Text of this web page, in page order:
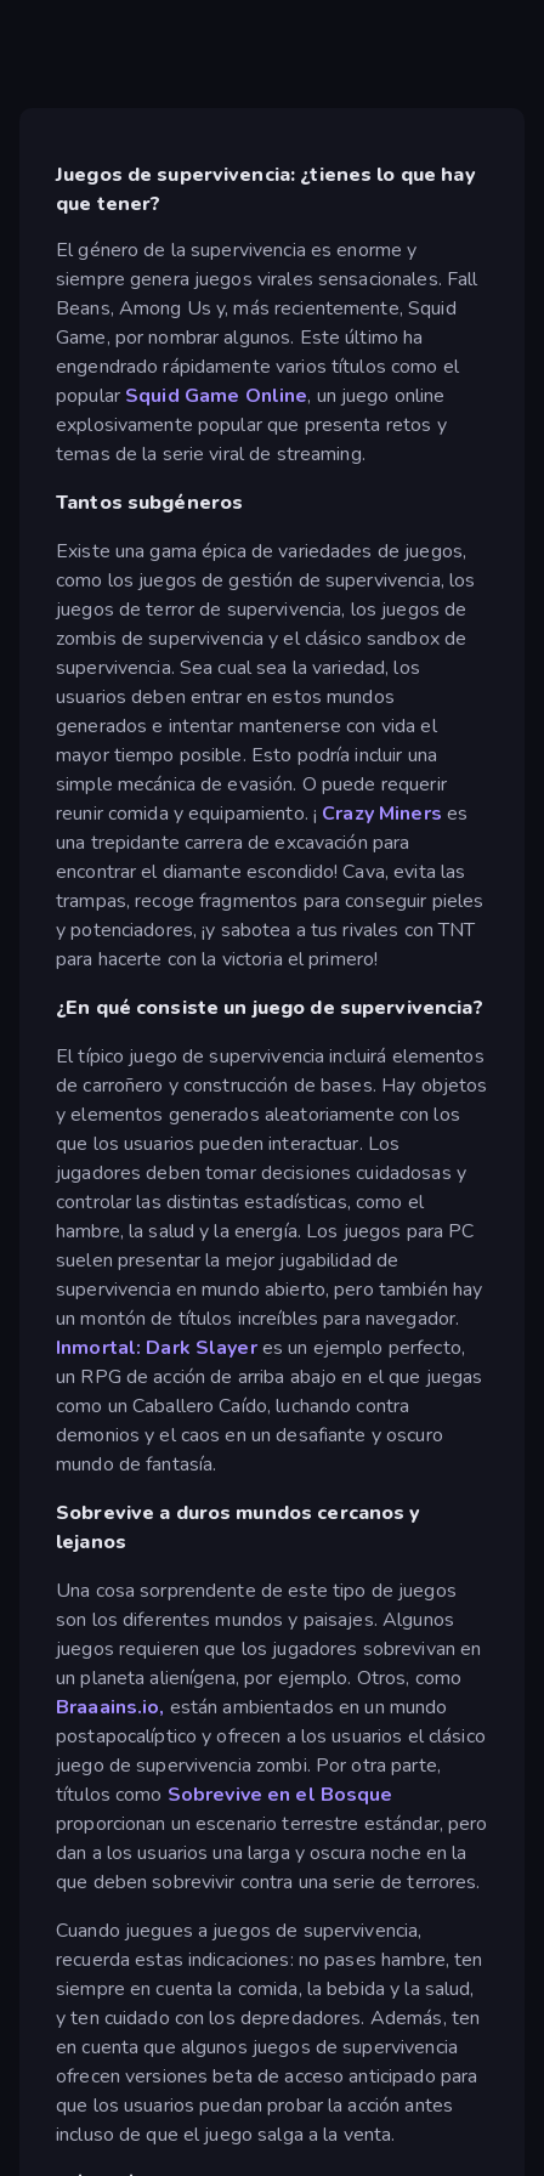
Juegos de supervivencia: ¿tienes lo que hay
que tener?
El género de la supervivencia es enorme y
siempre genera juegos virales sensacionales. Fall
Beans, Among Us y, más recientemente, Squid
Game, por nombrar algunos. Este último ha
engendrado rápidamente varios títulos como el
popular Squid Game Online, un juego online
explosivamente popular que presenta retos y
temas de la serie viral de streaming.
Tantos subgéneros
Existe una gama épica de variedades de juegos,
como los juegos de gestión de supervivencia, los
juegos de terror de supervivencia, los juegos de
zombis de supervivencia y el clásico sandbox de
supervivencia. Sea cual sea la variedad, los
usuarios deben entrar en estos mundos
generados e intentar mantenerse con vida el
mayor tiempo posible. Esto podría incluir una
simple mecánica de evasión. O puede requerir
reunir comida y equipamiento. ¡ Crazy Miners es
una trepidante carrera de excavación para
encontrar el diamante escondido! Cava, evita las
trampas, recoge fragmentos para conseguir pieles
y potenciadores, ¡y sabotea a tus rivales con TNT
para hacerte con la victoria el primero!
¿En qué consiste un juego de supervivencia?
El típico juego de supervivencia incluirá elementos
de carroñero y construcción de bases. Hay objetos
y elementos generados aleatoriamente con los
que los usuarios pueden interactuar. Los
jugadores deben tomar decisiones cuidadosas y
controlar las distintas estadísticas, como el
hambre, la salud y la energía. Los juegos para PC
suelen presentar la mejor jugabilidad de
supervivencia en mundo abierto, pero también hay
un montón de títulos increíbles para navegador.
Inmortal: Dark Slayeres un ejemplo perfecto,
un RPG de acción de arriba abajo en el que juegas
como un Caballero Caído, luchando contra
demonios y el caos en un desafiante y oscuro
mundo de fantasía.
Sobrevive a duros mundos cercanos y
lejanos
Una cosa sorprendente de este tipo de juegos
son los diferentes mundos y paisajes. Algunos
juegos requieren que los jugadores sobrevivan en
un planeta alienígena, por ejemplo. Otros, como
Braaains.io, están ambientados en un mundo
postapocalíptico y ofrecen a los usuarios el clásico
juego de supervivencia zombi. Por otra parte,
títulos como Sobrevive en el Bosque
proporcionan un escenario terrestre estándar, pero
dan a los usuarios una larga y oscura noche en la
que deben sobrevivir contra una serie de terrores.
Cuando juegues a juegos de supervivencia,
recuerda estas indicaciones: no pases hambre, ten
siempre en cuenta la comida, la bebida y la salud,
y ten cuidado con los depredadores. Además, ten
en cuenta que algunos juegos de supervivencia
ofrecen versiones beta de acceso anticipado para
que los usuarios puedan probar la acción antes
incluso de que el juego salga a la venta.